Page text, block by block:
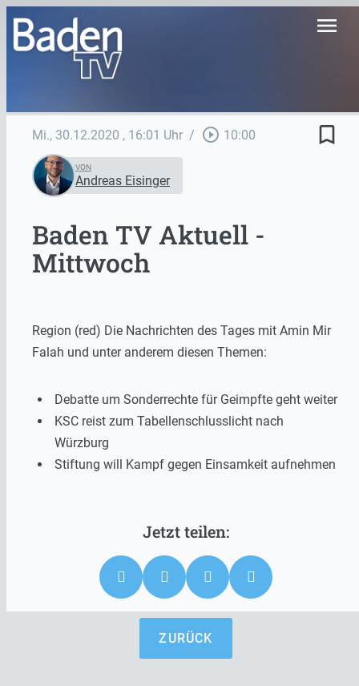
menu
Mi., 30.12.2020 , 16:01 Uhr / play_circle_outline 10:00 bookmark_border
VON
Andreas Eisinger
Baden TV Aktuell -
Mittwoch
Region (red) Die Nachrichten des Tages mit Amin Mir
Falah und unter anderem diesen Themen:
Debatte um Sonderrechte für Geimpfte geht weiter
KSC reist zum Tabellenschlusslicht nach
Würzburg
Stiftung will Kampf gegen Einsamkeit aufnehmen
ZURÜCK